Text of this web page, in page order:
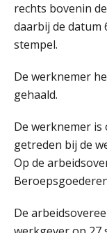
rechts bovenin
daarbij de datum
stempel.
De werknemer
gehaald.
De werknemer is
getreden bij de
Op de
De